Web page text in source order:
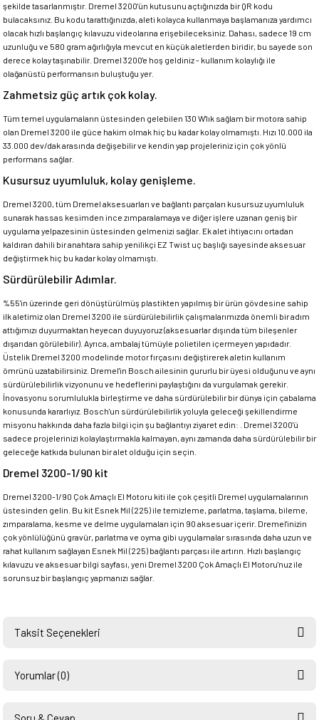
şekilde tasarlanmıştır. Dremel 3200'ün kutusunu açtığınızda bir QR kodu
bulacaksınız. Bu kodu tarattığınızda, aleti kolayca kullanmaya başlamanıza yardımcı
olacak hızlı başlangıç kılavuzu videolarına erişebileceksiniz. Dahası, sadece 19 cm
uzunluğu ve 580 gram ağırlığıyla mevcut en küçük aletlerden biridir, bu sayede son
derece kolay taşınabilir. Dremel 3200'e hoş geldiniz - kullanım kolaylığı ile
olağanüstü performansın buluştuğu yer.
Zahmetsiz güç artık çok kolay.
Tüm temel uygulamaların üstesinden gelebilen 130 W'lık sağlam bir motora sahip
olan Dremel 3200 ile güce hakim olmak hiç bu kadar kolay olmamıştı. Hızı 10.000 ila
33.000 dev/dak arasında değişebilir ve kendin yap projeleriniz için çok yönlü
performans sağlar.
Kusursuz uyumluluk, kolay genişleme.
Dremel 3200, tüm Dremel aksesuarları ve bağlantı parçaları kusursuz uyumluluk
sunarak hassas kesimden ince zımparalamaya ve diğer işlere uzanan geniş bir
uygulama yelpazesinin üstesinden gelmenizi sağlar. Ek alet ihtiyacını ortadan
kaldıran dahili bir anahtara sahip yenilikçi EZ Twist uç başlığı sayesinde aksesuar
değiştirmek hiç bu kadar kolay olmamıştı.
Sürdürülebilir Adımlar.
%55'in üzerinde geri dönüştürülmüş plastikten yapılmış bir ürün gövdesine sahip
ilk aletimiz olan Dremel 3200 ile sürdürülebilirlik çalışmalarımızda önemli bir adım
attığımızı duyurmaktan heyecan duyuyoruz (aksesuarlar dışında tüm bileşenler
dışarıdan görülebilir). Ayrıca, ambalaj tümüyle polietilen içermeyen yapıdadır.
Üstelik Dremel 3200 modelinde motor fırçasını değiştirerek aletin kullanım
ömrünü uzatabilirsiniz. Dremel'in Bosch ailesinin gururlu bir üyesi olduğunu ve aynı
sürdürülebilirlik vizyonunu ve hedeflerini paylaştığını da vurgulamak gerekir.
İnovasyonu sorumlulukla birleştirme ve daha sürdürülebilir bir dünya için çabalama
konusunda kararlıyız. Bosch'un sürdürülebilirlik yoluyla geleceği şekillendirme
misyonu hakkında daha fazla bilgi için şu bağlantıyı ziyaret edin: . Dremel 3200'ü
sadece projelerinizi kolaylaştırmakla kalmayan, aynı zamanda daha sürdürülebilir bir
geleceğe katkıda bulunan bir alet olduğu için seçin.
Dremel 3200-1/90 kit
Dremel 3200-1/90 Çok Amaçlı El Motoru kiti ile çok çeşitli Dremel uygulamalarının
üstesinden gelin. Bu kit Esnek Mil (225) ile temizleme, parlatma, taşlama, bileme,
zımparalama, kesme ve delme uygulamaları için 90 aksesuar içerir. Dremel'inizin
çok yönlülüğünü gravür, parlatma ve oyma gibi uygulamalar sırasında daha uzun ve
rahat kullanım sağlayan Esnek Mil (225) bağlantı parçası ile artırın. Hızlı başlangıç
kılavuzu ve aksesuar bilgi sayfası, yeni Dremel 3200 Çok Amaçlı El Motoru'nuz ile
sorunsuz bir başlangıç yapmanızı sağlar.
Taksit Seçenekleri
Yorumlar (0)